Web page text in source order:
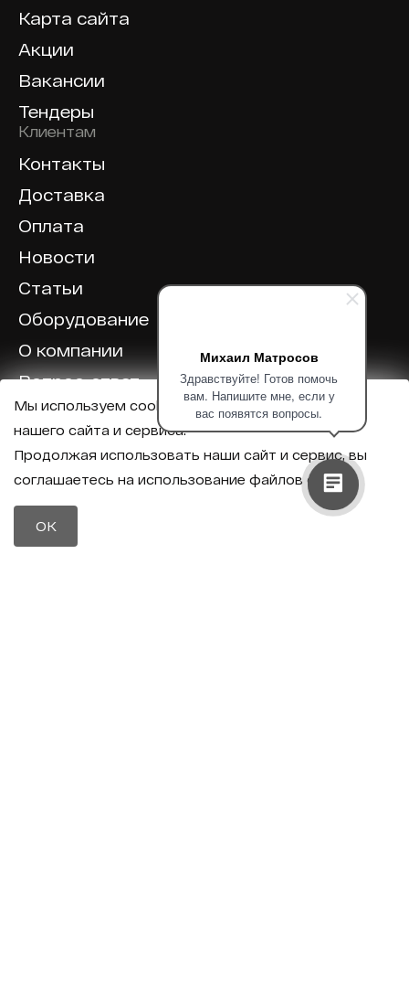
Михаил Матросов
Здравствуйте! Готов помочь
вам. Напишите мне, если у
вас появятся вопросы.
Карта сайта
Акции
Вакансии
Тендеры
Клиентам
Контакты
Доставка
Оплата
Новости
Статьи
Оборудование
О компании
Вопрос-ответ
Отзывы
Политика конфиденциальности
Политика обработки персональных данных
8 (800) 600-40-37
Мы используем cookie для корректной работы
нашего сайта и сервиса.
Продолжая использовать наши сайт и сервис, вы
соглашаетесь на использование файлов cookie.
OK